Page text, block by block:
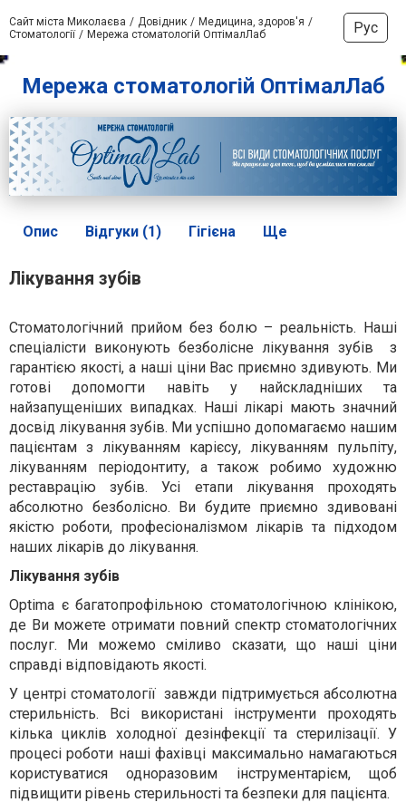
Сайт міста Миколаєва Довідник
Медицина, здоров'я
Стоматології
Мережа стоматологій ОптімалЛаб Рус
Мережа стоматологій ОптімалЛаб
Опис Відгуки (1) Гігієна Ще
Лікування зубів
Cтоматологічний прийом без болю – реальність. Наші
спеціалісти виконують безболісне лікування зубів з
гарантією якості, а наші ціни Вас приємно здивують. Ми
готові допомогти навіть у найскладніших та
найзапущеніших випадках. Наші лікарі мають значний
досвід лікування зубів. Ми успішно допомагаємо нашим
пацієнтам з лікуванням карієсу, лікуванням пульпіту,
лікуванням періодонтиту, а також робимо художню
реставрацію зубів. Усі етапи лікування проходять
абсолютно безболісно. Ви будите приємно здивовані
якістю роботи, професіоналізмом лікарів та підходом
наших лікарів до лікування.
Лікування зубів
Optima є багатопрофільною стоматологічною клінікою,
де Ви можете отримати повний спектр стоматологічних
послуг. Ми можемо сміливо сказати, що наші ціни
справді відповідають якості.
У центрі стоматології завжди підтримується абсолютна
стерильність. Всі використані інструменти проходять
кілька циклів холодної дезінфекції та стерилізації. У
процесі роботи наші фахівці максимально намагаються
користуватися одноразовим інструментарієм, щоб
підвищити рівень стерильності та безпеки для пацієнта.